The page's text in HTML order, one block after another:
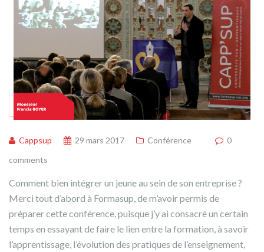
Cappsup 29 mars 2017 Conférence
0
comments
Comment bien intégrer un jeune au sein de son entreprise ?
Merci tout d’abord à Formasup, de m’avoir permis de
préparer cette conférence, puisque j’y ai consacré un certain
temps en essayant de faire le lien entre la formation, à savoir
l’apprentissage, l’évolution des pratiques de l’enseignement,